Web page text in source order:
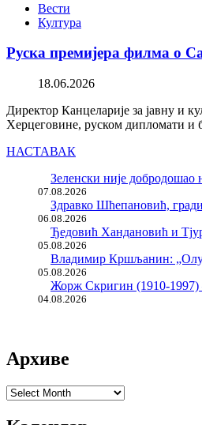
Вести
Култура
Руска премијера филма о
18.06.2026
Директор Канцеларије за јавну и
Херцеговине, руском дипломати и
НАСТАВАК
Зеленски није добродошао
07.08.2026
Здравко Шћепановић,
06.08.2026
Ђедовић Хандановић и
05.08.2026
Владимир Кршљанин:
05.08.2026
Жорж Скригин (1910-
04.08.2026
Архиве
Архиве